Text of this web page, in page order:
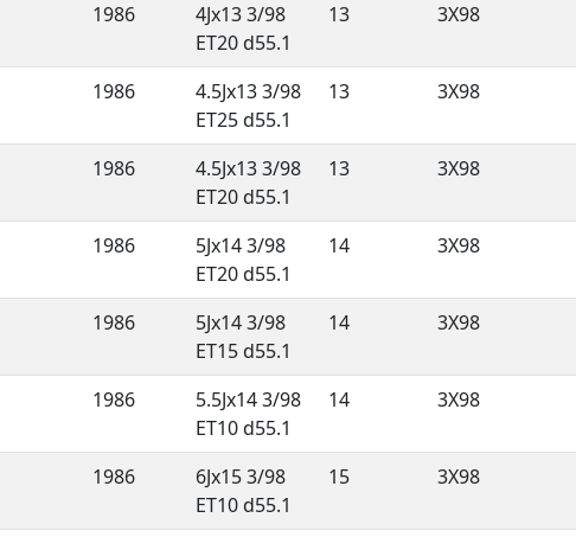
1986
4Jx13 3/98
ET20 d55.1
13 3X98
1986
4.5Jx13 3/98
ET25 d55.1
13 3X98
1986
4.5Jx13 3/98
ET20 d55.1
13 3X98
1986
5Jx14 3/98
ET20 d55.1
14 3X98
1986
5Jx14 3/98
ET15 d55.1
14 3X98
1986
5.5Jx14 3/98
ET10 d55.1
14 3X98
1986
6Jx15 3/98
ET10 d55.1
15 3X98